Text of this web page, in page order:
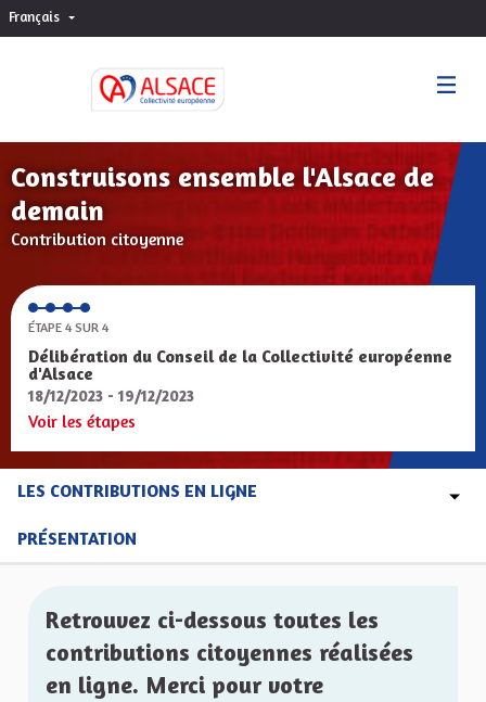
Français Choisir la langue
Construisons ensemble l'Alsace de
demain
Contribution citoyenne
ÉTAPE 4 SUR 4
Délibération du Conseil de la Collectivité européenne
d'Alsace
18/12/2023 - 19/12/2023
Voir les étapes
LES CONTRIBUTIONS EN LIGNE
PRÉSENTATION
Retrouvez ci-dessous toutes les
contributions citoyennes réalisées
en ligne. Merci pour votre